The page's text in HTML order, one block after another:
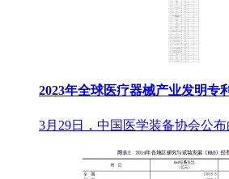
2023年全球医疗器械产业发明专
3月29日，中国医学装备协会公